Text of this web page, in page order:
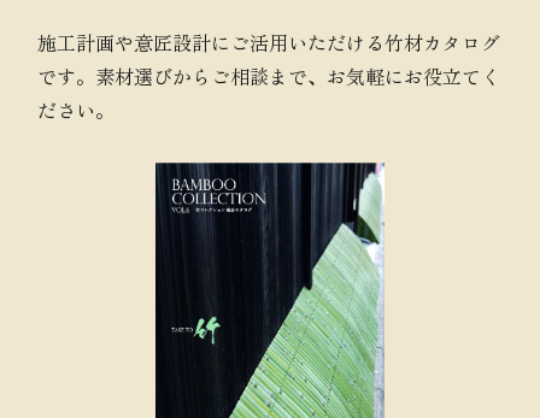
施工計画や意匠設計にご活用いただける竹材カタログ
です。素材選びからご相談まで、お気軽にお役立てく
ださい。